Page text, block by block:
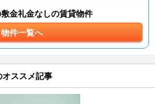
金礼金なしの賃貸物件
物件一覧へ
ススメ記事